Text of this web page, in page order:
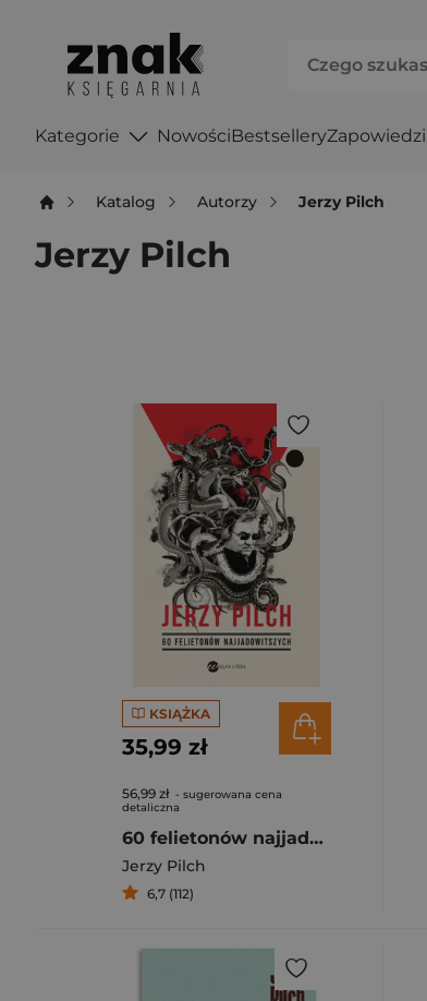
Kategorie NowościBestselleryZapowiedzi
Katalog Autorzy Jerzy Pilch
Jerzy Pilch
KSIĄŻKA
35,99 zł
56,99 zł - sugerowana cena
detaliczna
60 felietonów najjadowitszych
Jerzy Pilch
6,7 (112)